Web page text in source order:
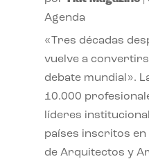
Agenda
«Tres décadas
vuelve a
debate mundial».
10.000
líderes
países inscritos en
de Arquitectos y